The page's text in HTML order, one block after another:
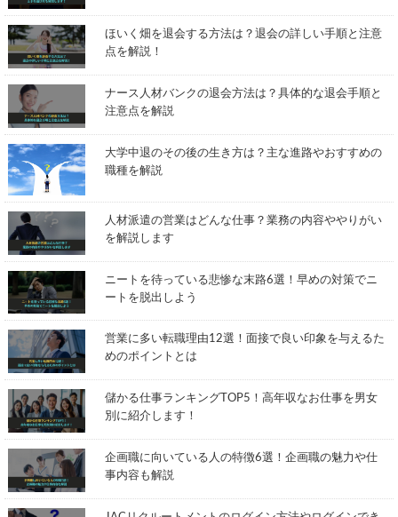
ほいく畑を退会する方法は？退会の詳しい手順と注意
点を解説！
ナース人材バンクの退会方法は？具体的な退会手順と
注意点を解説
大学中退のその後の生き方は？主な進路やおすすめの
職種を解説
人材派遣の営業はどんな仕事？業務の内容ややりがい
を解説します
ニートを待っている悲惨な末路6選！早めの対策でニ
ートを脱出しよう
営業に多い転職理由12選！面接で良い印象を与えるた
めのポイントとは
儲かる仕事ランキングTOP5！高年収なお仕事を男女
別に紹介します！
企画職に向いている人の特徴6選！企画職の魅力や仕
事内容も解説